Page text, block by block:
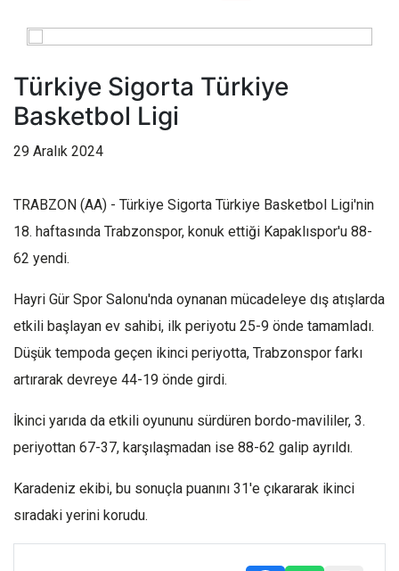
Türkiye Sigorta Türkiye
Basketbol Ligi
29 Aralık 2024
TRABZON (AA) - Türkiye Sigorta Türkiye Basketbol Ligi'nin
18. haftasında Trabzonspor, konuk ettiği Kapaklıspor'u 88-
62 yendi.
Hayri Gür Spor Salonu'nda oynanan mücadeleye dış atışlarda
etkili başlayan ev sahibi, ilk periyotu 25-9 önde tamamladı.
Düşük tempoda geçen ikinci periyotta, Trabzonspor farkı
artırarak devreye 44-19 önde girdi.
İkinci yarıda da etkili oyununu sürdüren bordo-mavililer, 3.
periyottan 67-37, karşılaşmadan ise 88-62 galip ayrıldı.
Karadeniz ekibi, bu sonuçla puanını 31'e çıkararak ikinci
sıradaki yerini korudu.